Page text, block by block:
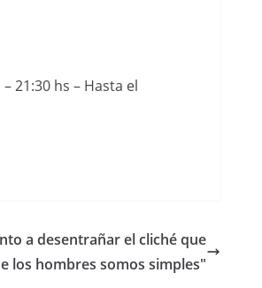
21:30 hs – Hasta el
a desentrañar el cliché que
los hombres somos simples"